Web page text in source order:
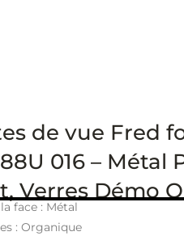
de vue Fred
016 – Métal
Verres Démo
face : Métal
: Organique